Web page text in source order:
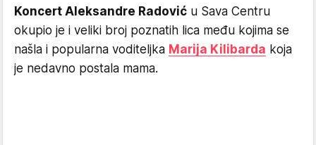
Koncert Aleksandre Radović u Sava Centru
okupio je i veliki broj poznatih lica među kojima se
našla i popularna voditeljka Marija Kilibarda koja
je nedavno postala mama.